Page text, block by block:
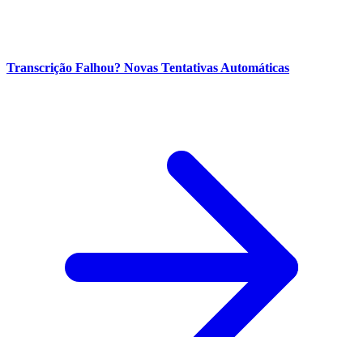
Transcrição Falhou? Novas Tentativas Automáticas